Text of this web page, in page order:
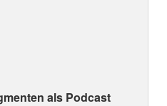
als Podcast